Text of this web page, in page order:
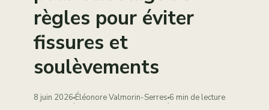
règles pour éviter
fissures et
soulèvements
8 juin 2026·Éléonore Valmorin-Serres·6 min de lecture